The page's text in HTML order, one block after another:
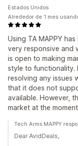
Using TA MAPPY
very responsive and
is open to making
style to functionality.
resolving any issues
that it does not
available. However,
market at the
Estados Unidos
Alrededor de 1 mes
Tech Arms MAPPY
Dear AvidDeals,